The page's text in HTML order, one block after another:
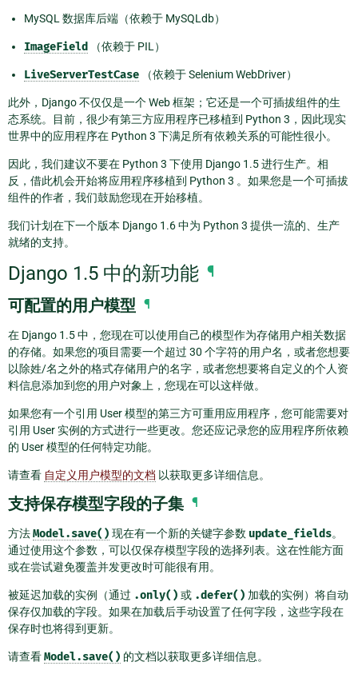
MySQL 数据库后端（依赖于 MySQLdb）
ImageField （依赖于 PIL）
LiveServerTestCase （依赖于 Selenium WebDriver）
此外，Django 不仅仅是一个 Web 框架；它还是一个可插拔组件的生
态系统。目前，很少有第三方应用程序已移植到 Python 3，因此现实
世界中的应用程序在 Python 3 下满足所有依赖关系的可能性很小。
因此，我们建议不要在 Python 3 下使用 Django 1.5 进行生产。相
反，借此机会开始将应用程序移植到 Python 3 。如果您是一个可插拔
组件的作者，我们鼓励您现在开始移植。
我们计划在下一个版本 Django 1.6 中为 Python 3 提供一流的、生产
就绪的支持。
Django 1.5 中的新功能 ¶
可配置的用户模型 ¶
在 Django 1.5 中，您现在可以使用自己的模型作为存储用户相关数据
的存储。如果您的项目需要一个超过 30 个字符的用户名，或者您想要
以除姓/名之外的格式存储用户的名字，或者您想要将自定义的个人资
料信息添加到您的用户对象上，您现在可以这样做。
如果您有一个引用 User 模型的第三方可重用应用程序，您可能需要对
引用 User 实例的方式进行一些更改。您还应记录您的应用程序所依赖
的 User 模型的任何特定功能。
请查看 自定义用户模型的文档 以获取更多详细信息。
支持保存模型字段的子集 ¶
方法Model.save() 现在有一个新的关键字参数 update_fields。
通过使用这个参数，可以仅保存模型字段的选择列表。这在性能方面
或在尝试避免覆盖并发更改时可能很有用。
被延迟加载的实例（通过 .only() 或 .defer() 加载的实例）将自动
保存仅加载的字段。如果在加载后手动设置了任何字段，这些字段在
保存时也将得到更新。
请查看Model.save() 的文档以获取更多详细信息。